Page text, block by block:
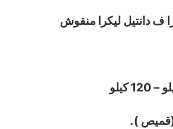
ف دانتيل ليكرا منقوش
).